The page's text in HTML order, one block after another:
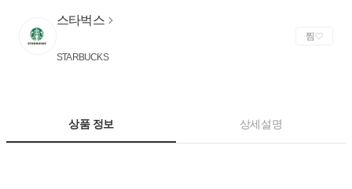
스타벅스
STARBUCKS
찜
상품 정보 상세설명